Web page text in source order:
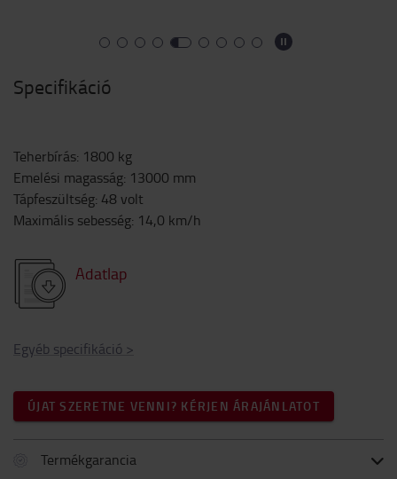
Specifikáció
Teherbírás: 1800 kg
Emelési magasság: 13000 mm
Tápfeszültség: 48 volt
Maximális sebesség: 14,0 km/h
Adatlap
Egyéb specifikáció >
ÚJAT SZERETNE VENNI? KÉRJEN ÁRAJÁNLATOT
Termékgarancia